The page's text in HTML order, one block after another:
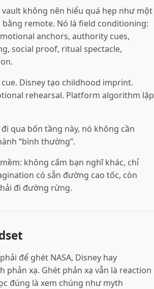
không nên hiểu quá hẹp như một
remote. Nó là field conditioning:
anchors, authority cues,
social proof, ritual spectacle,
Disney tạo childhood imprint.
rehearsal. Platform algorithm lặp
qua bốn tầng này, nó không cần
“bình thường”.
không cấm bạn nghĩ khác, chỉ
có sẵn đường cao tốc, còn
đi đường rừng.
để ghét NASA, Disney hay
phản xạ. Ghét phản xạ vẫn là reaction
đúng là xem chúng như myth